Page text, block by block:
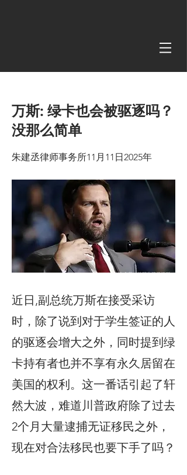
万斯: 绿卡也会被驱逐吗？
没那么简单
朱建丞律师事务所11月11日2025年
近日,副总统万斯在接受采访
时，除了说到对于学生签证的人
的驱逐会增大之外，同时提到绿
卡持有者也并不享有永久居留在
美国的权利。这一番话引起了轩
然大波，难道川普政府除了过去
2个月大量逮捕无证移民之外，
现在对合法移民也要下手了吗？